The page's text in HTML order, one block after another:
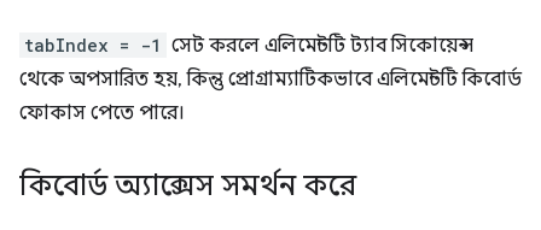
tabIndex = -1 সেট করলে এলিমেন্টটি ট্যাব সিকোয়েন্স
থেকে অপসারিত হয়, কিন্তু প্রোগ্রাম্যাটিকভাবে এলিমেন্টটি কিবোর্ড
ফোকাস পেতে পারে।
কিবোর্ড অ্যাক্সেস সমর্থন করে